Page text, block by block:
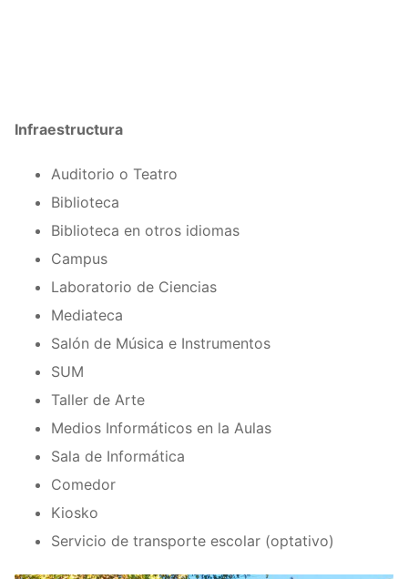
Infraestructura
Auditorio o Teatro
Biblioteca
Biblioteca en otros idiomas
Campus
Laboratorio de Ciencias
Mediateca
Salón de Música e Instrumentos
SUM
Taller de Arte
Medios Informáticos en la Aulas
Sala de Informática
Comedor
Kiosko
Servicio de transporte escolar (optativo)